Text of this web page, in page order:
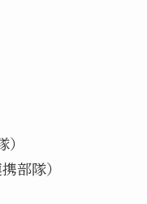
部隊）